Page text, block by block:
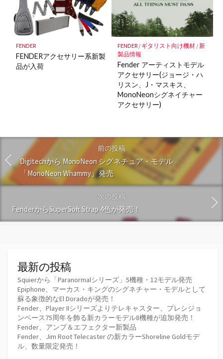
FENDER
FENDERアクセサリー系新製
品が入荷
FENDER/ ギタリスト向け機材/新
製品情報
Fender アーティストモデル
アクセサリー(ジョージ・ハ
リスン、J・マスキス、
MonoNeonシグネイチャー
アクセサリー)
前の投稿
Digitechから MonoNeon シグネチュア・モデル
「MonoNeon Whammy」発売
次の投稿
FenderからSuperSoft Strap 4色が発売！
最新の投稿
Squierから「Paranormalシリーズ」5機種・12モデル発売
Epiphone、マーカス・キングのシグネチャー・モデルとして
蘇る象徴的なEl Doradoが発売！
Fender、Player IIシリーズよりテレキャスター、プレシジョ
ンベース75周年を飾る新カラーモデル8機種が追加発売！
Fender、アンプ＆エフェクター新製品
Fender、Jim Root Telecaster の新カラーShoreline Goldモデ
ル、数量限定発売！